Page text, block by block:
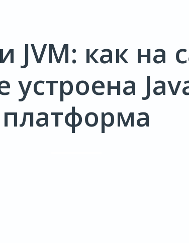
и JVM: как на
устроена
платформа